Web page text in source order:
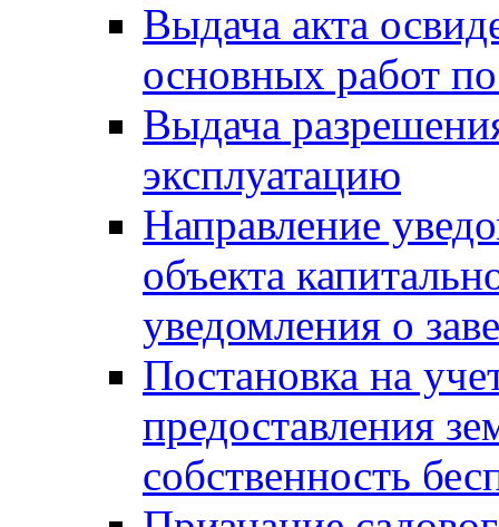
Выдача акта
основных работ
Выдача
эксплуатацию
Направление
объекта
уведомления о
Постановка на
предоставления
собственность